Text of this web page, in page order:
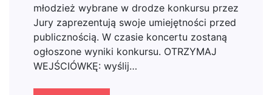
młodzież wybrane w drodze konkursu przez
Jury zaprezentują swoje umiejętności przed
publicznością. W czasie koncertu zostaną
ogłoszone wyniki konkursu. OTRZYMAJ
WEJŚCIÓWKĘ: wyślij…